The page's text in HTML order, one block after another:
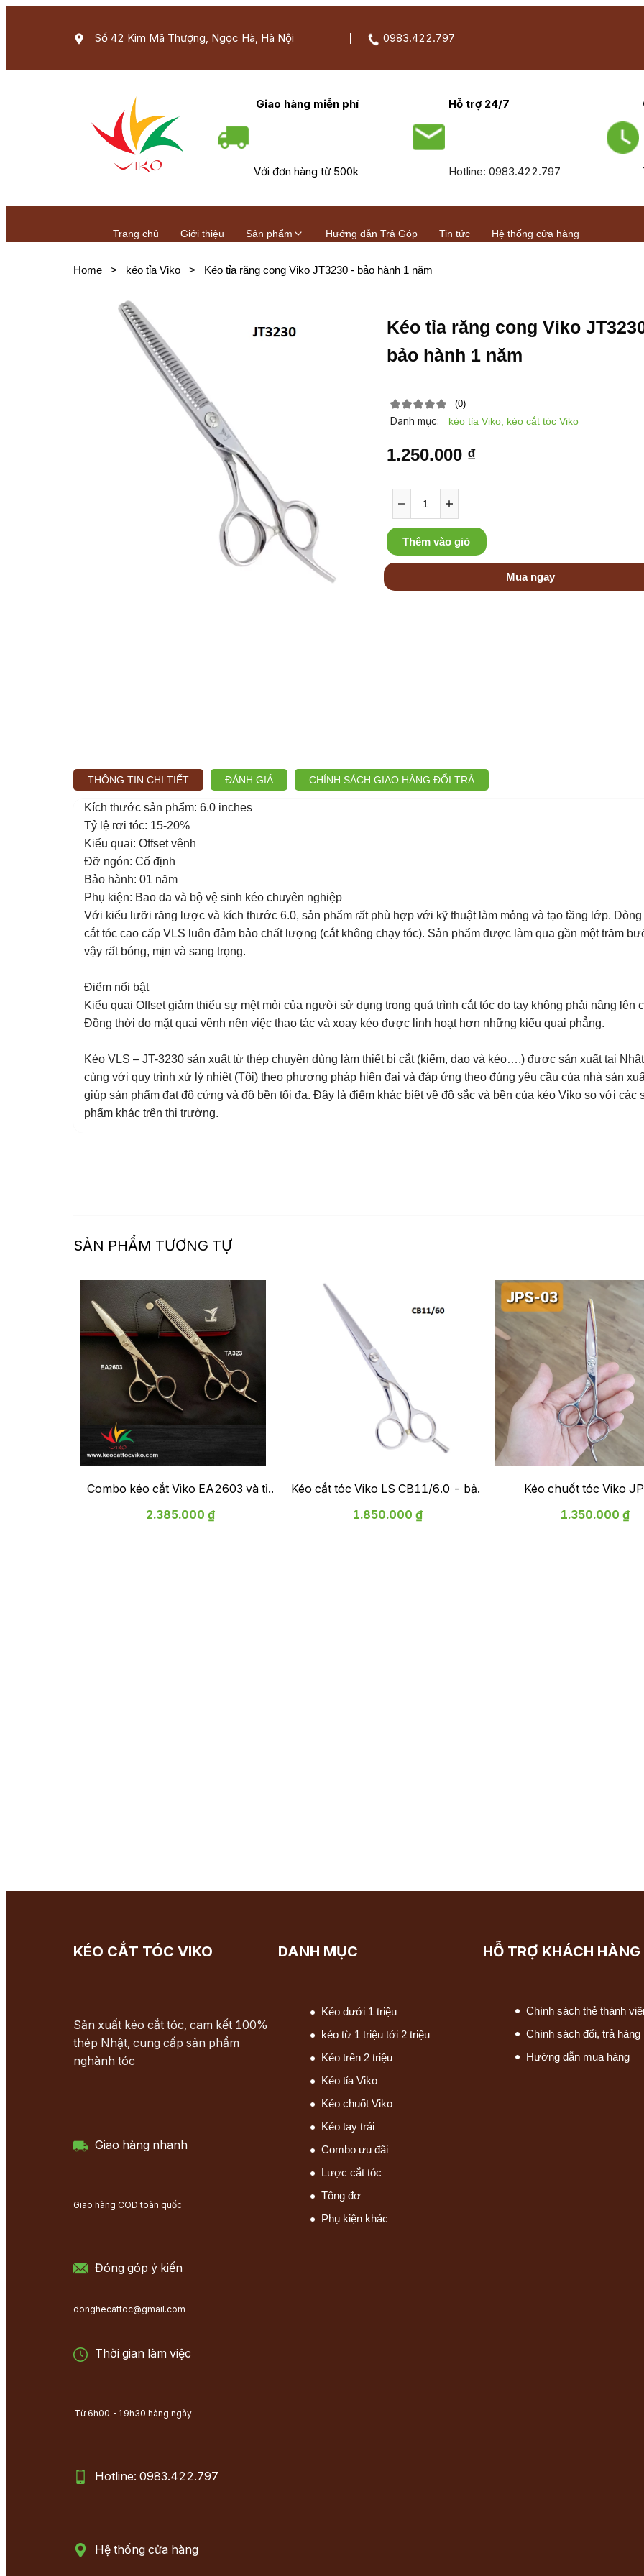
Số 42 Kim Mã Thượng, Ngọc Hà, Hà Nội 0983.422.797
Giao hàng miễn phí Hỗ trợ 24/7
Với đơn hàng từ 500k Hotline: 0983.422.797
Trang chủ Giới thiệu Sản phẩm Hướng dẫn Trả Góp Tin tức Hệ thống cửa hàng
Home > kéo tỉa Viko > Kéo tỉa răng cong Viko JT3230 - bảo hành 1 năm
Kéo tỉa răng cong Viko JT3230 -
bảo hành 1 năm
(0)
1.250.000 ₫
Thêm vào giỏ
Mua ngay
Danh mục: kéo tỉa Viko, kéo cắt tóc Viko
THÔNG TIN CHI TIẾT ĐÁNH GIÁ CHÍNH SÁCH GIAO HÀNG ĐỔI TRẢ
Kích thước sản phẩm: 6.0 inches
Tỷ lệ rơi tóc: 15-20%
Kiểu quai: Offset vênh
Đỡ ngón: Cố định
Bảo hành: 01 năm
Phụ kiện: Bao da và bộ vệ sinh kéo chuyên nghiệp
Với kiểu lưỡi răng lược và kích thước 6.0, sản phẩm rất phù hợp với kỹ thuật làm mỏng và tạo tầng lớp. Dòng
cắt tóc cao cấp VLS luôn đảm bảo chất lượng (cắt không chạy tóc). Sản phẩm được làm qua gần một trăm
vậy rất bóng, mịn và sang trọng.
Điểm nổi bật
Kiểu quai Offset giảm thiểu sự mệt mỏi của người sử dụng trong quá trình cắt tóc do tay không phải nâng lên
Đồng thời do mặt quai vênh nên việc thao tác và xoay kéo được linh hoạt hơn những kiểu quai phẳng.
Kéo VLS – JT-3230 sản xuất từ thép chuyên dùng làm thiết bị cắt (kiếm, dao và kéo…,) được sản xuất tại
cùng với quy trình xử lý nhiệt (Tôi) theo phương pháp hiện đại và đáp ứng theo đúng yêu cầu của nhà sản
giúp sản phẩm đạt độ cứng và độ bền tối đa. Đây là điểm khác biệt về độ sắc và bền của kéo Viko so với các
phẩm khác trên thị trường.
SẢN PHẨM TƯƠNG TỰ
Combo kéo cắt Viko EA2603 và tỉa
Viko TA323
2.385.000 ₫
Kéo cắt tóc Viko LS CB11/6.0 - bảo
hành 2 năm
1.850.000 ₫
Kéo chuốt tóc Viko
1.350.000 ₫
KÉO CẮT TÓC VIKO
Sản xuất kéo cắt tóc, cam kết 100%
thép Nhật, cung cấp sản phẩm
nghành tóc
Giao hàng nhanh
Giao hàng COD toàn quốc
Đóng góp ý kiến
donghecattoc@gmail.com
Thời gian làm việc
Từ 6h00 -19h30 hàng ngày
Hotline: 0983.422.797
Hệ thống cửa hàng
DANH MỤC
Kéo dưới 1 triệu
kéo từ 1 triệu tới 2 triệu
Kéo trên 2 triệu
Kéo tỉa Viko
Kéo chuốt Viko
Kéo tay trái
Combo ưu đãi
Lược cắt tóc
Tông đơ
Phụ kiện khác
HỖ TRỢ KHÁCH HÀNG
Chính sách thẻ thành
Chính sách đổi, trả hàng
Hướng dẫn mua hàng